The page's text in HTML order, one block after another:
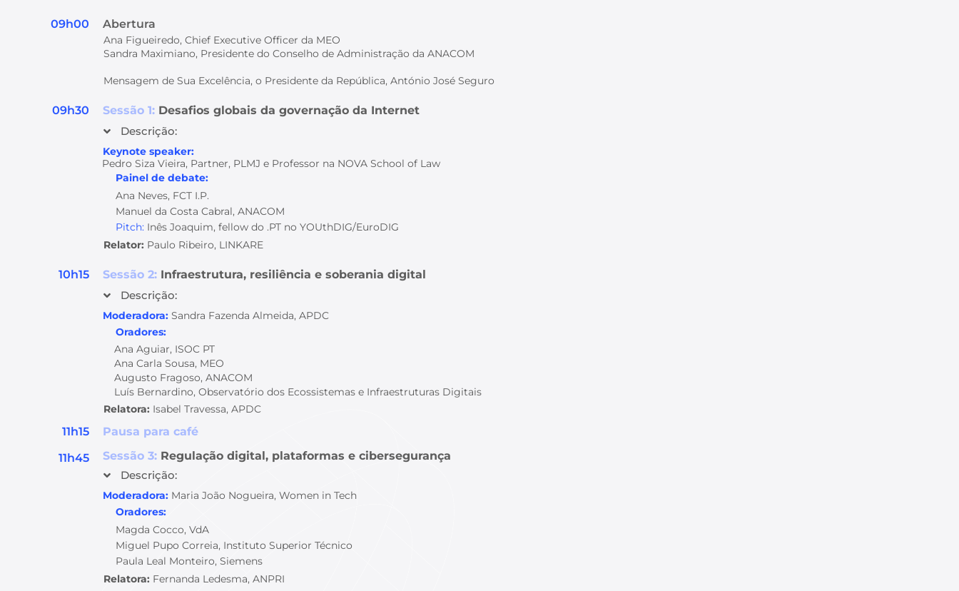
09h00 Abertura
Ana Figueiredo, Chief Executive Officer da MEO
Sandra Maximiano, Presidente do Conselho de Administração da ANACOM
Mensagem de Sua Excelência, o Presidente da República, António José Seguro
09h30 Sessão 1: Desafios globais da governação da Internet
Descrição:
Keynote speaker:
Pedro Siza Vieira, Partner, PLMJ e Professor na NOVA School of Law
Painel de debate:
Ana Neves, FCT I.P.
Manuel da Costa Cabral, ANACOM
Pitch: Inês Joaquim, fellow do .PT no YOUthDIG/EuroDIG
Relator: Paulo Ribeiro, LINKARE
10h15 Sessão 2: Infraestrutura, resiliência e soberania digital
Descrição:
Moderadora: Sandra Fazenda Almeida, APDC
Oradores:
Ana Aguiar, ISOC PT
Ana Carla Sousa, MEO
Augusto Fragoso, ANACOM
Luís Bernardino, Observatório dos Ecossistemas e Infraestruturas Digitais
Relatora: Isabel Travessa, APDC
11h15
Pausa para café
11h45
Sessão 3: Regulação digital, plataformas e cibersegurança
Descrição:
Moderadora: Maria João Nogueira, Women in Tech
Oradores:
Magda Cocco, VdA
Miguel Pupo Correia, Instituto Superior Técnico
Paula Leal Monteiro, Siemens
Relatora: Fernanda Ledesma, ANPRI